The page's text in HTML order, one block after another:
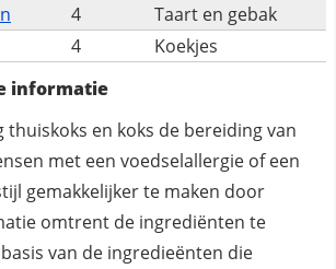
4
Taart en gebak
4
Koekjes
informatie
thuiskoks en koks de bereiding van
met een voedselallergie of een
gemakkelijker te maken door
omtrent de ingrediënten te
van de ingredieënten die